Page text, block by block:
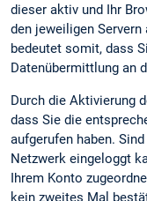
dieser aktiv und Ihr
den jeweiligen
bedeutet somit, dass
Datenübermittlung an
Durch die Aktivierung
dass Sie die
aufgerufen haben.
Netzwerk eingeloggt
Ihrem Konto
kein zweites Mal